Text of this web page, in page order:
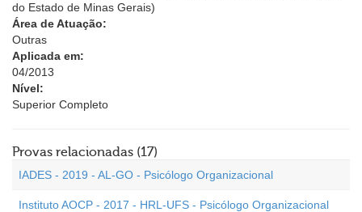
do Estado de Minas Gerais)
Área de Atuação:
Outras
Aplicada em:
04/2013
Nível:
Superior Completo
Provas relacionadas (17)
IADES - 2019 - AL-GO - Psicólogo Organizacional
Instituto AOCP - 2017 - HRL-UFS - Psicólogo Organizacional